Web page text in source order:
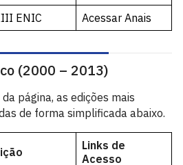
ENIC Acessar Anais
(2000 – 2013)
página, as edições mais
de forma simplificada abaixo.
Links de
Acesso